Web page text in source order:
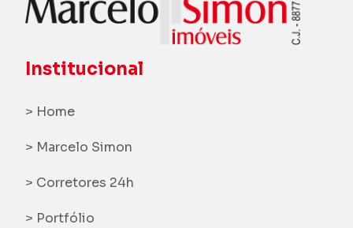
Institucional
> Home
> Marcelo Simon
> Corretores 24h
> Portfólio